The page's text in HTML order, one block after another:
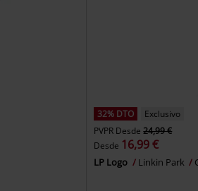
32% DTO
Exclusivo
PVPR Desde24,99 €
Desde 16,99 €
LP Logo Linkin Park